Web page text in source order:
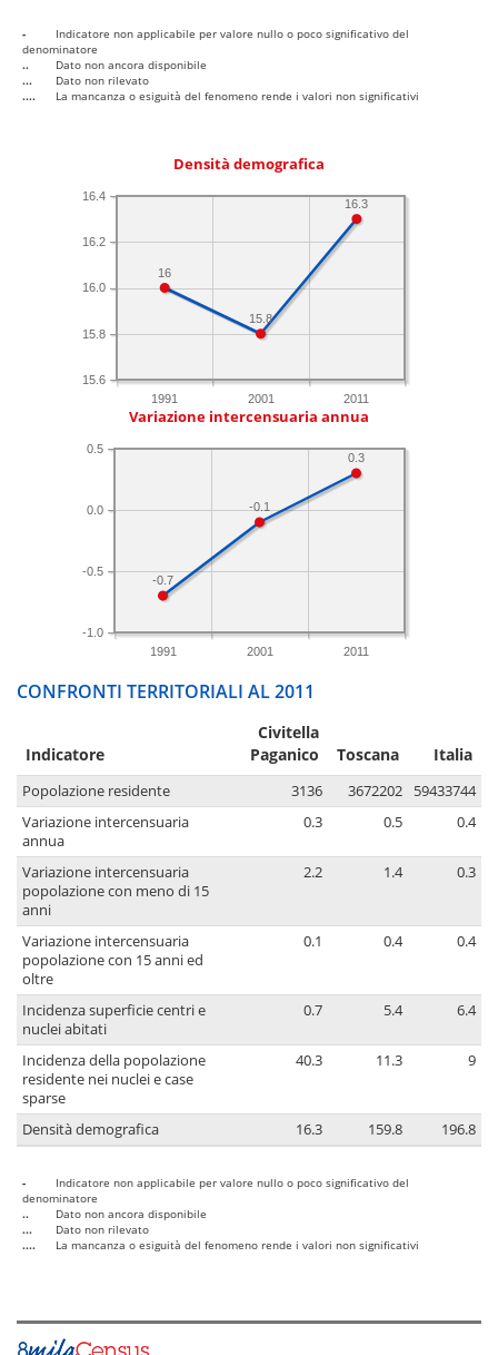
-
Indicatore non applicabile per valore nullo o poco significativo del
denominatore
..
Dato non ancora disponibile
...
Dato non rilevato
....
La mancanza o esiguità del fenomeno rende i valori non significativi
Densità demografica
1991 2001 2011
15.6
15.8
16.0
16.2
16.4
16.3
15.8
16
Variazione intercensuaria annua
1991 2001 2011
-1.0
-0.5
0.0
0.5
0.3
-0.1
-0.7
CONFRONTI TERRITORIALI AL 2011
Indicatore
Civitella
Paganico
Toscana Italia
Popolazione residente 3136 3672202
59433744
Variazione intercensuaria
annua
0.3 0.5 0.4
Variazione intercensuaria
popolazione con meno di 15
anni
2.2 1.4 0.3
Variazione intercensuaria
popolazione con 15 anni ed
oltre
0.1 0.4 0.4
Incidenza superficie centri e
nuclei abitati
0.7 5.4 6.4
Incidenza della popolazione
residente nei nuclei e case
sparse
40.3 11.3 9
Densità demografica 16.3 159.8 196.8
-
Indicatore non applicabile per valore nullo o poco significativo del
denominatore
..
Dato non ancora disponibile
...
Dato non rilevato
....
La mancanza o esiguità del fenomeno rende i valori non significativi